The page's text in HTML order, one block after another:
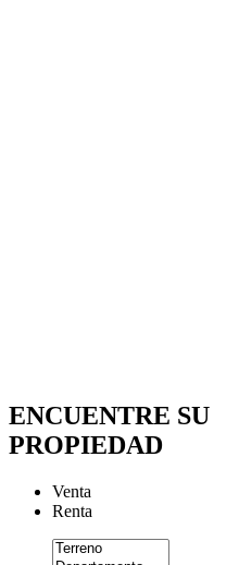
ENCUENTRE SU
PROPIEDAD
Venta
Renta